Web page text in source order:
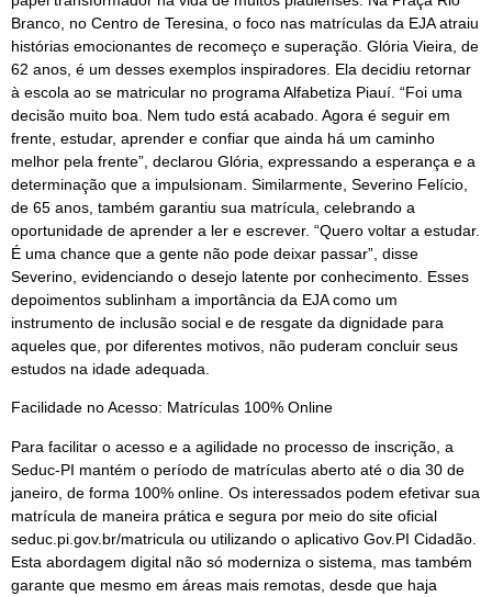
Branco, no Centro de Teresina, o foco nas matrículas da EJA atraiu
histórias emocionantes de recomeço e superação. Glória Vieira, de
62 anos, é um desses exemplos inspiradores. Ela decidiu retornar
à escola ao se matricular no programa Alfabetiza Piauí. “Foi uma
decisão muito boa. Nem tudo está acabado. Agora é seguir em
frente, estudar, aprender e confiar que ainda há um caminho
melhor pela frente”, declarou Glória, expressando a esperança e a
determinação que a impulsionam. Similarmente, Severino Felício,
de 65 anos, também garantiu sua matrícula, celebrando a
oportunidade de aprender a ler e escrever. “Quero voltar a estudar.
É uma chance que a gente não pode deixar passar”, disse
Severino, evidenciando o desejo latente por conhecimento. Esses
depoimentos sublinham a importância da EJA como um
instrumento de inclusão social e de resgate da dignidade para
aqueles que, por diferentes motivos, não puderam concluir seus
estudos na idade adequada.
Facilidade no Acesso: Matrículas 100% Online
Para facilitar o acesso e a agilidade no processo de inscrição, a
Seduc-PI mantém o período de matrículas aberto até o dia 30 de
janeiro, de forma 100% online. Os interessados podem efetivar sua
matrícula de maneira prática e segura por meio do site oficial
seduc.pi.gov.br/matricula ou utilizando o aplicativo Gov.PI Cidadão.
Esta abordagem digital não só moderniza o sistema, mas também
garante que mesmo em áreas mais remotas, desde que haja